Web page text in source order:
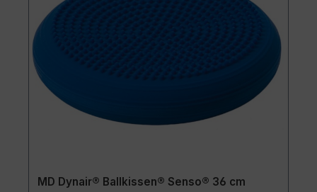
MD Dynair® Ballkissen® Senso® 36 cm